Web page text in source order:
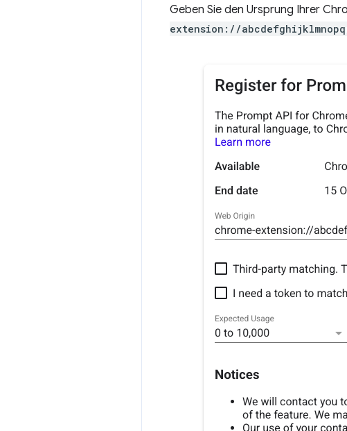
Geben Sie den Ursprung Ihrer
extension://